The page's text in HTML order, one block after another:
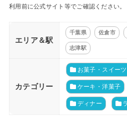
利用前に公式サイト等でご確認ください。
エリア＆駅
千葉県 佐倉市
志津駅
カテゴリー
お菓子・スイーツ
ケーキ・洋菓子
ディナー